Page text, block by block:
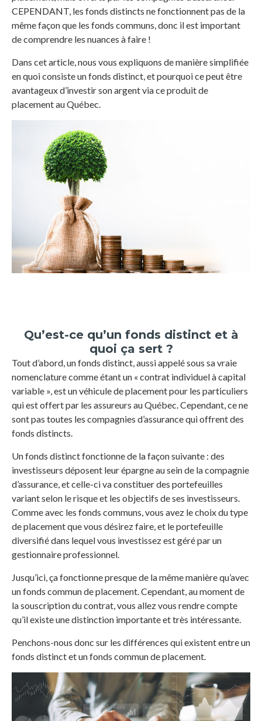
CEPENDANT, les fonds distincts ne fonctionnent pas de la
même façon que les fonds communs, donc il est important
de comprendre les nuances à faire !
Dans cet article, nous vous expliquons de manière simplifiée
en quoi consiste un fonds distinct, et pourquoi ce peut être
avantageux d’investir son argent via ce produit de
placement au Québec.
Qu’est-ce qu’un fonds distinct et à
quoi ça sert ?
Tout d’abord, un fonds distinct, aussi appelé sous sa vraie
nomenclature comme étant un « contrat individuel à capital
variable », est un véhicule de placement pour les particuliers
qui est offert par les assureurs au Québec. Cependant, ce ne
sont pas toutes les compagnies d’assurance qui offrent des
fonds distincts.
Un fonds distinct fonctionne de la façon suivante : des
investisseurs déposent leur épargne au sein de la compagnie
d’assurance, et celle-ci va constituer des portefeuilles
variant selon le risque et les objectifs de ses investisseurs.
Comme avec les fonds communs, vous avez le choix du type
de placement que vous désirez faire, et le portefeuille
diversifié dans lequel vous investissez est géré par un
gestionnaire professionnel.
Jusqu’ici, ça fonctionne presque de la même manière qu’avec
un fonds commun de placement. Cependant, au moment de
la souscription du contrat, vous allez vous rendre compte
qu’il existe une distinction importante et très intéressante.
Penchons-nous donc sur les différences qui existent entre un
fonds distinct et un fonds commun de placement.